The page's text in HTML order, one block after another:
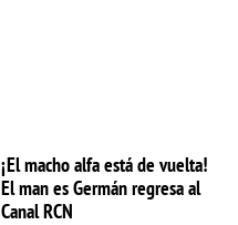
¡El macho alfa está de vuelta!
El man es Germán regresa al
Canal RCN